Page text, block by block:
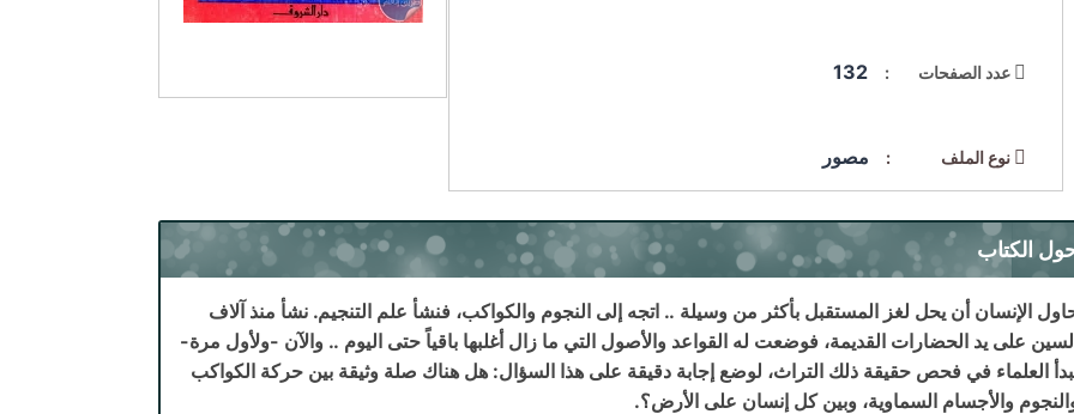
عدد الصفحات : 132
نوع الملف : مصور
الكتاب
الإنسان أن يحل لغز المستقبل بأكثر من وسيلة .. اتجه إلى النجوم والكواكب، فنشأ علم التنجيم. نشأ منذ آلاف
على يد الحضارات القديمة، فوضعت له القواعد والأصول التي ما زال أغلبها باقياً حتى اليوم .. والآن -ولأول مرة-
العلماء في فحص حقيقة ذلك التراث، لوضع إجابة دقيقة على هذا السؤال: هل هناك صلة وثيقة بين حركة الكواكب
والأجسام السماوية، وبين كل إنسان على الأرض؟.